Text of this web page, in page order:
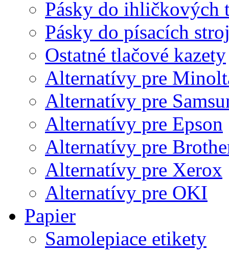
Pásky do ihličkových
Pásky do písacích
Ostatné tlačové kazety
Alternatívy pre
Alternatívy pre
Alternatívy pre Epson
Alternatívy pre
Alternatívy pre Xerox
Alternatívy pre OKI
Papier
Samolepiace etikety